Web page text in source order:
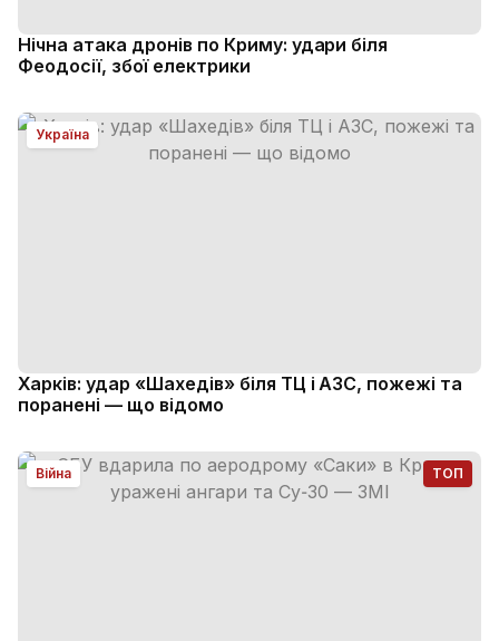
Нічна атака дронів по Криму: удари біля
Феодосії, збої електрики
Україна
Харків: удар «Шахедів» біля ТЦ і АЗС, пожежі та
поранені — що відомо
Війна ТОП